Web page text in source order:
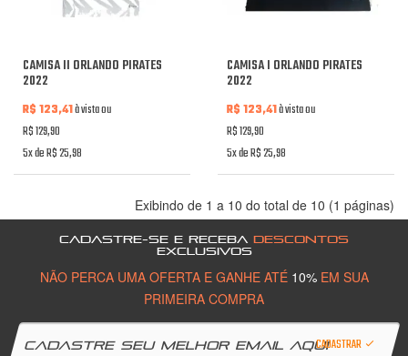
CAMISA II ORLANDO PIRATES
2022
R$ 123,41à vista ou
R$ 129,90
5x de R$ 25,98
CAMISA I ORLANDO PIRATES
2022
R$ 123,41à vista ou
R$ 129,90
5x de R$ 25,98
Exibindo de 1 a 10 do total de 10 (1 páginas)
CADASTRE-SE E RECEBA DESCONTOS
EXCLUSIVOS
NÃO PERCA UMA OFERTA E GANHE ATÉ 10%EM SUA
PRIMEIRA COMPRA
CADASTRAR